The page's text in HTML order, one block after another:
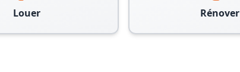
Louer Rénover